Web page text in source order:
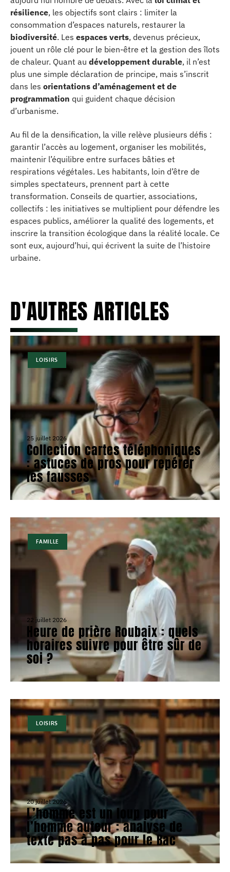
résilience, les objectifs sont clairs : limiter la
consommation d’espaces naturels, restaurer la
biodiversité. Les espaces verts, devenus précieux,
jouent un rôle clé pour le bien-être et la gestion des îlots
de chaleur. Quant au développement durable, il n’est
plus une simple déclaration de principe, mais s’inscrit
dans les orientations d’aménagement et de
programmation qui guident chaque décision
d’urbanisme.
Au fil de la densification, la ville relève plusieurs défis :
garantir l’accès au logement, organiser les mobilités,
maintenir l’équilibre entre surfaces bâties et
respirations végétales. Les habitants, loin d’être de
simples spectateurs, prennent part à cette
transformation. Conseils de quartier, associations,
collectifs : les initiatives se multiplient pour défendre les
espaces publics, améliorer la qualité des logements, et
inscrire la transition écologique dans la réalité locale. Ce
sont eux, aujourd’hui, qui écrivent la suite de l’histoire
urbaine.
D'AUTRES ARTICLES
LOISIRS
25 juillet 2026
Collection cartes téléphoniques
: astuces de pros pour repérer
les fausses
FAMILLE
22 juillet 2026
Heure de prière Roubaix : quels
horaires suivre pour être sûr de
soi ?
LOISIRS
20 juillet 2026
L’homme est un loup pour
l’homme auteur : analyse de
texte pas à pas pour le Bac